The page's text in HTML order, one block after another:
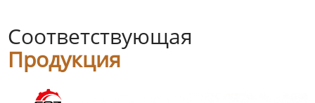
Соответствующая
Продукция